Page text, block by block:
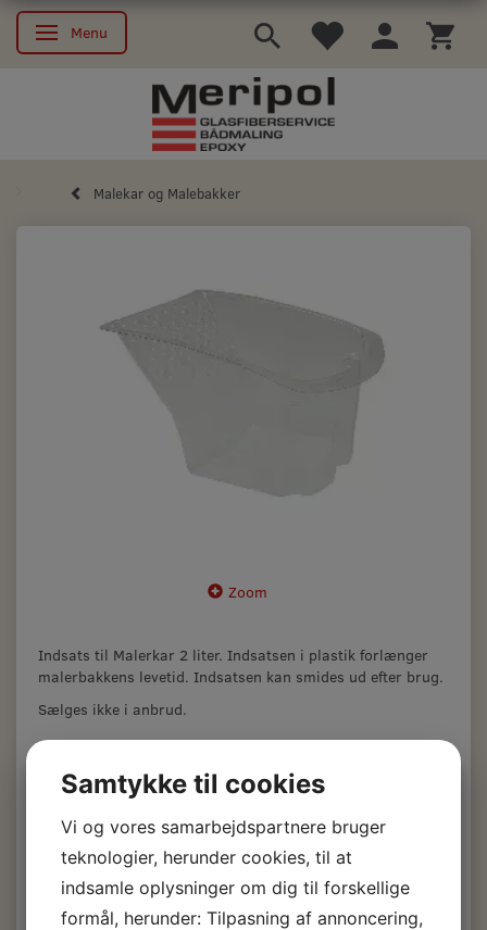
Skifte navigation
Menu
Malekar og Malebakker
Zoom
Indsats til Malerkar 2 liter. Indsatsen i plastik forlænger
malerbakkens levetid. Indsatsen kan smides ud efter brug.
Sælges ikke i anbrud.
Indsats til malerkar 2
ltr. 5 stk.
68,00 DKKm/Moms
54,40 DKKu/Moms)
Samtykke til cookies
Vi og vores samarbejdspartnere bruger
teknologier, herunder cookies, til at
indsamle oplysninger om dig til forskellige
formål, herunder: Tilpasning af annoncering,